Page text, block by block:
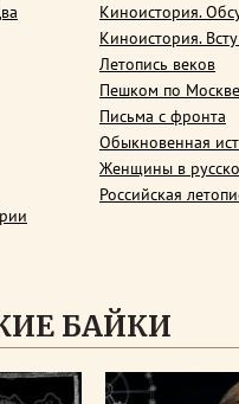
Киноистория.
Киноистория.
Летопись веков
Пешком по Москве
Письма с фронта
Обыкновенная
Женщины в
Российская
БАЙКИ